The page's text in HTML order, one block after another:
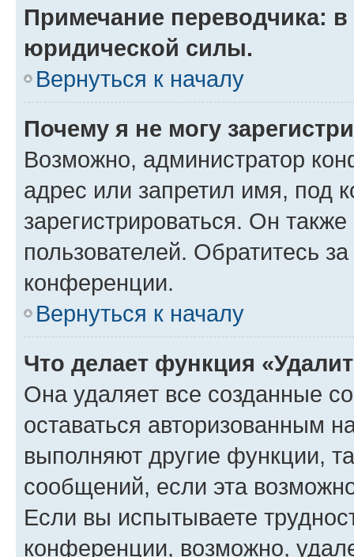
Примечание переводчика:
юридической силы.
Вернуться к началу
Почему я не могу
Возможно, администратор
адрес или запретил имя, под
зарегистрироваться. Он
пользователей. Обратитесь
конференции.
Вернуться к началу
Что делает функция
Она удаляет все созданные
оставаться авторизованным
выполняют другие функции,
сообщений, если эта
Если вы испытываете
конференции, возможно,